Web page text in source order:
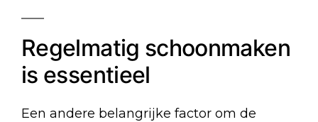
Regelmatig schoonmaken
is essentieel
Een andere belangrijke factor om de